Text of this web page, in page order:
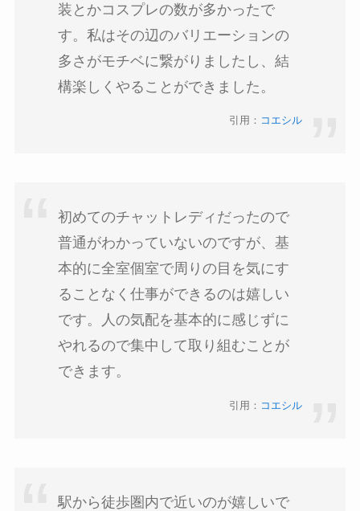
装とかコスプレの数が多かったで
す。私はその辺のバリエーションの
多さがモチベに繋がりましたし、結
構楽しくやることができました。
引用： コエシル
初めてのチャットレディだったので
普通がわかっていないのですが、基
本的に全室個室で周りの目を気にす
ることなく仕事ができるのは嬉しい
です。人の気配を基本的に感じずに
やれるので集中して取り組むことが
できます。
引用： コエシル
駅から徒歩圏内で近いのが嬉しいで